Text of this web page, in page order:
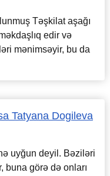
Təşkilat aşağı
edir və
mənimsəyir, bu da
Tatyana Dogileva
uyğun deyil. Bəziləri
buna görə də onları